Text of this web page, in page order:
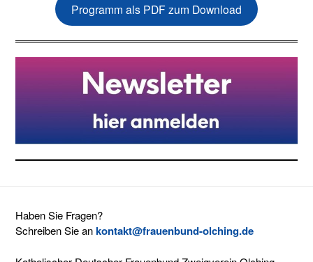
Programm als PDF zum Download
Haben Sie Fragen?
Schreiben Sie ankontakt@frauenbund-olching.de